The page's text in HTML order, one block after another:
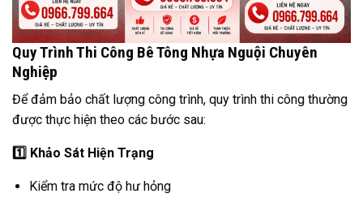
Quy Trình Thi Công Bê Tông Nhựa Nguội Chuyên
Nghiệp
Để đảm bảo chất lượng công trình, quy trình thi công thường
được thực hiện theo các bước sau:
1️ Khảo Sát Hiện Trạng
Kiểm tra mức độ hư hỏng